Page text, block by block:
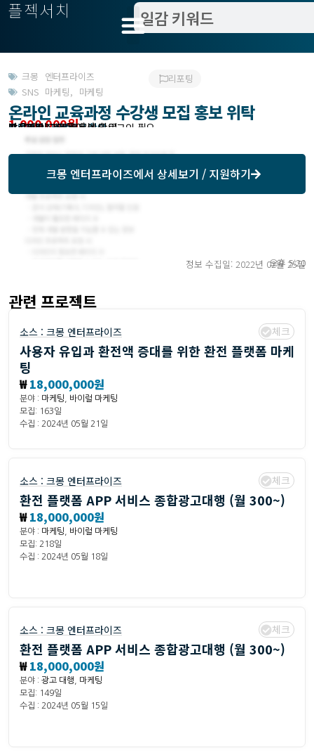
플젝서치
크몽 엔터프라이즈
SNS 마케팅, 마케팅
리포팅
온라인 교육과정 수강생 모집 홍보 위탁
1,000,000원
작업방식 : 외주
모집기한 : 크몽에서 확인
예상기간 : 10일
프로젝트조회 : 크몽에서 로그인 필요
받은제안 : 크몽에서 확인
크몽 엔터프라이즈에서 상세보기 / 지원하기
정보 수집일: 2022년 02월 25일
오후 5:20
관련 프로젝트
소스 : 크몽 엔터프라이즈 체크
사용자 유입과 환전액 증대를 위한 환전 플랫폼 마케
팅
₩18,000,000원
분야 : 마케팅
바이럴 마케팅
모집: 163일
수집 : 2024년 05월 21일
소스 : 크몽 엔터프라이즈 체크
환전 플랫폼 APP 서비스 종합광고대행 (월 300~)
₩18,000,000원
분야 : 마케팅
바이럴 마케팅
모집: 218일
수집 : 2024년 05월 18일
소스 : 크몽 엔터프라이즈 체크
환전 플랫폼 APP 서비스 종합광고대행 (월 300~)
₩18,000,000원
분야 : 광고 대행
마케팅
모집: 149일
수집 : 2024년 05월 15일